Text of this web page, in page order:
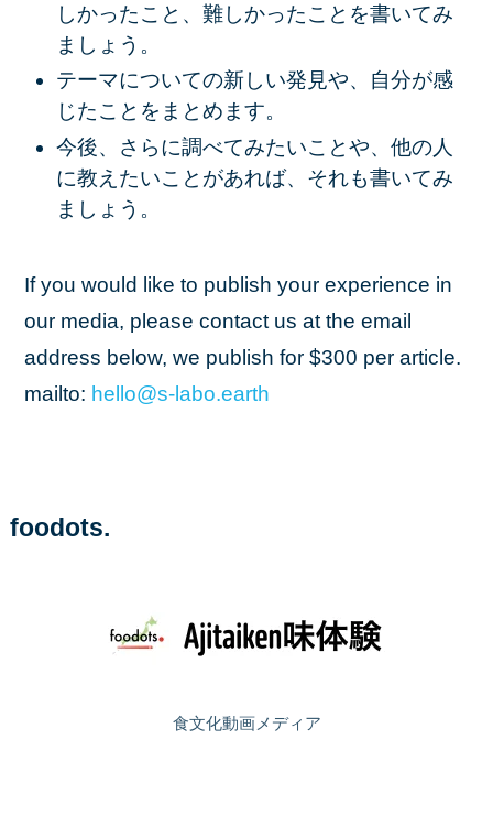
しかったこと、難しかったことを書いてみ
ましょう。
テーマについての新しい発見や、自分が感
じたことをまとめます。
今後、さらに調べてみたいことや、他の人
に教えたいことがあれば、それも書いてみ
ましょう。
If you would like to publish your experience in
our media, please contact us at the email
address below, we publish for $300 per article.
mailto: hello@s-labo.earth
foodots.
食文化動画メディア